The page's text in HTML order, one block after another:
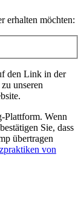
erhalten möchten:
den Link in der
unseren
Plattform. Wenn
Sie, dass
übertragen
von